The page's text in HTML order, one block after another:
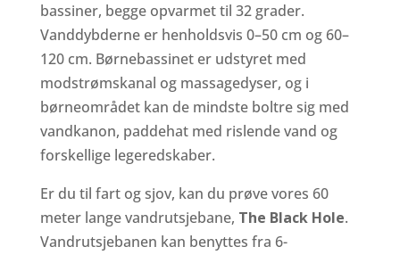
bassiner, begge opvarmet til 32 grader.
Vanddybderne er henholdsvis 0–50 cm og 60–
120 cm. Børnebassinet er udstyret med
modstrømskanal og massagedyser, og i
børneområdet kan de mindste boltre sig med
vandkanon, paddehat med rislende vand og
forskellige legeredskaber.
Er du til fart og sjov, kan du prøve vores 60
meter lange vandrutsjebane, The Black Hole.
Vandrutsjebanen kan benyttes fra 6-